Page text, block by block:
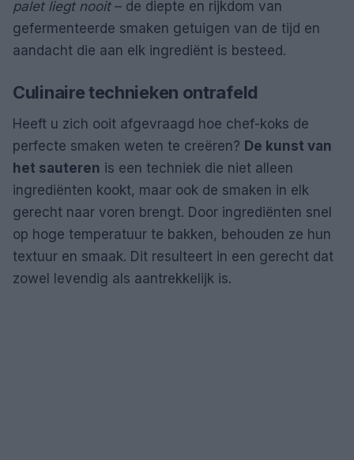
palet liegt nooit– de diepte en rijkdom van
gefermenteerde smaken getuigen van de tijd en
aandacht die aan elk ingrediënt is besteed.
Culinaire technieken ontrafeld
Heeft u zich ooit afgevraagd hoe chef-koks de
perfecte smaken weten te creëren? De kunst van
het sauteren is een techniek die niet alleen
ingrediënten kookt, maar ook de smaken in elk
gerecht naar voren brengt. Door ingrediënten snel
op hoge temperatuur te bakken, behouden ze hun
textuur en smaak. Dit resulteert in een gerecht dat
zowel levendig als aantrekkelijk is.